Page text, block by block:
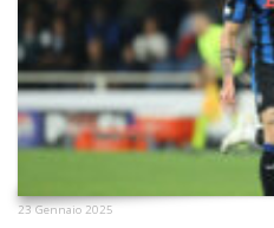
23 Gennaio 2025